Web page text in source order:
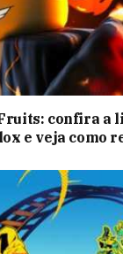
confira a
e veja como